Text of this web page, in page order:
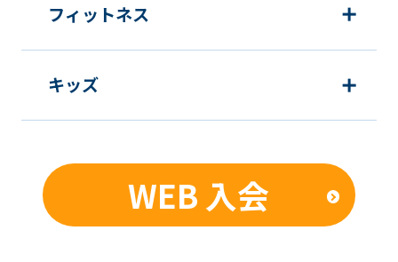
フィットネス
キッズ
WEB 入会